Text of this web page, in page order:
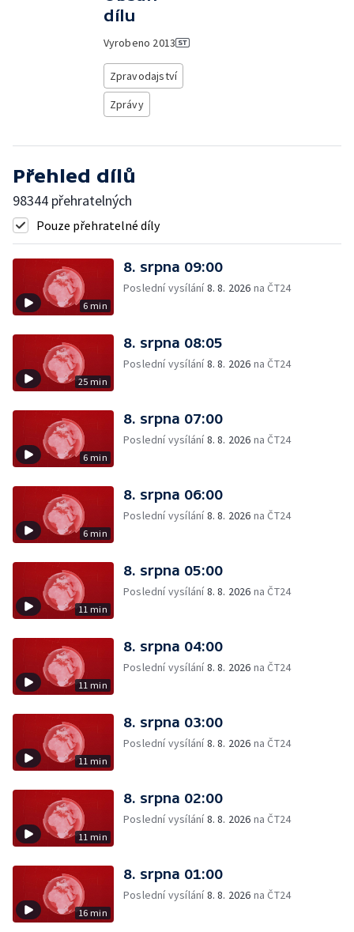
dílu
Vyrobeno 2013
Zpravodajství
Zprávy
Přehled dílů
98344 přehratelných
Pouze přehratelné díly
6 min
8. srpna 09:00
Poslední vysílání8. 8. 2026 na ČT24
25 min
8. srpna 08:05
Poslední vysílání8. 8. 2026 na ČT24
6 min
8. srpna 07:00
Poslední vysílání8. 8. 2026 na ČT24
6 min
8. srpna 06:00
Poslední vysílání8. 8. 2026 na ČT24
11 min
8. srpna 05:00
Poslední vysílání8. 8. 2026 na ČT24
11 min
8. srpna 04:00
Poslední vysílání8. 8. 2026 na ČT24
11 min
8. srpna 03:00
Poslední vysílání8. 8. 2026 na ČT24
11 min
8. srpna 02:00
Poslední vysílání8. 8. 2026 na ČT24
16 min
8. srpna 01:00
Poslední vysílání8. 8. 2026 na ČT24